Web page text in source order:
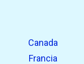
Canada
Francia